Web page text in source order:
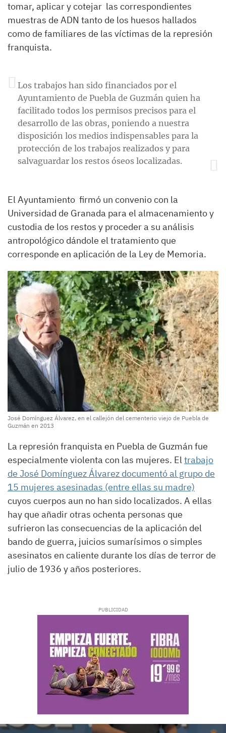
tomar, aplicar y cotejar las correspondientes
muestras de ADN tanto de los huesos hallados
como de familiares de las víctimas de la represión
franquista.
Los trabajos han sido financiados por el
Ayuntamiento de Puebla de Guzmán quien ha
facilitado todos los permisos precisos para el
desarrollo de las obras, poniendo a nuestra
disposición los medios indispensables para la
protección de los trabajos realizados y para
salvaguardar los restos óseos localizadas.
El Ayuntamiento firmó un convenio con la
Universidad de Granada para el almacenamiento y
custodia de los restos y proceder a su análisis
antropológico dándole el tratamiento que
corresponde en aplicación de la Ley de Memoria.
José Domínguez Álvarez, en el callejón del cementerio viejo de Puebla de
Guzmán en 2013
La represión franquista en Puebla de Guzmán fue
especialmente violenta con las mujeres. Eltrabajo
de José Domínguez Álvarez documentó al grupo de
15 mujeres asesinadas (entre ellas su madre)
cuyos cuerpos aun no han sido localizados. A ellas
hay que añadir otras ochenta personas que
sufrieron las consecuencias de la aplicación del
bando de guerra, juicios sumarísimos o simples
asesinatos en caliente durante los días de terror de
julio de 1936 y años posteriores.